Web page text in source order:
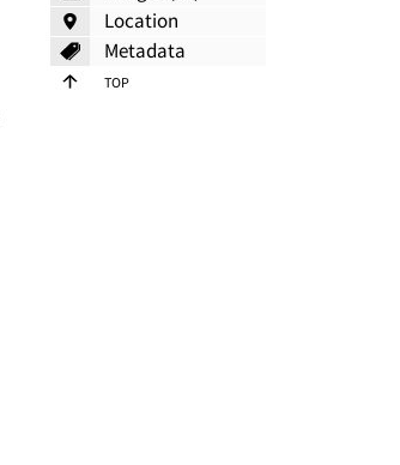
Location
Metadata
Top